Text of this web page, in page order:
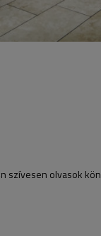
szívesen olvasok